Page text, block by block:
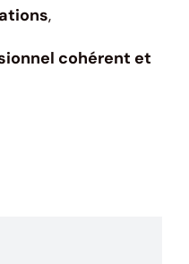
,
cohérent et